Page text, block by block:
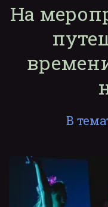
На
В